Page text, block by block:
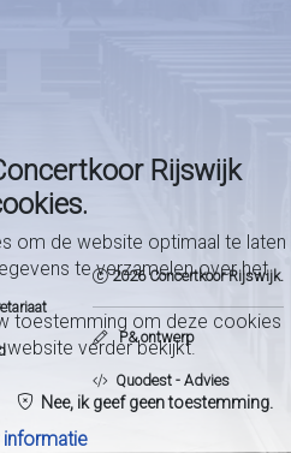
2026 Concertkoor Rijswijk.
P& ontwerp
Quodest - Advies
Rijswijk
om de website optimaal te laten
te verzamelen over het
toestemming om deze cookies
verder bekijkt.
Nee, ik geef geen toestemming.
informatie